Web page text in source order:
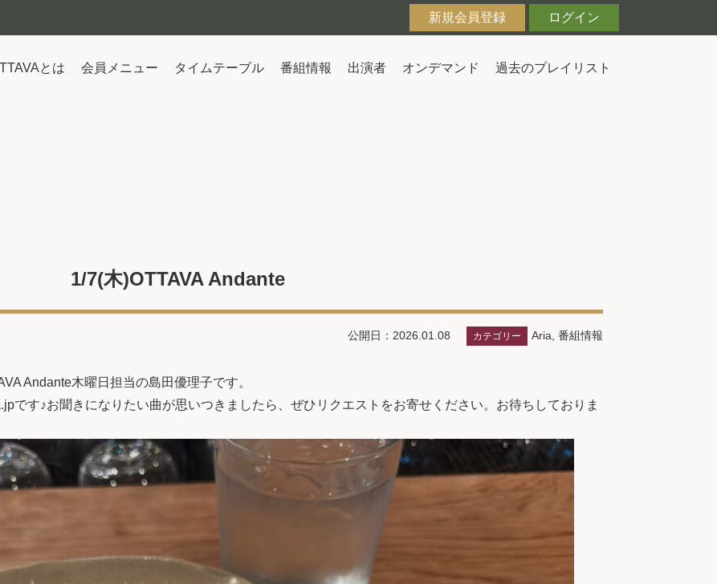
新規会員登録 ログイン
とは 会員メニュー タイムテーブル 番組情報 出演者 オンデマンド 過去のプレイリスト
1/7(木)OTTAVA Andante
公開日：2026.01.08 カテゴリー Aria 番組情報
Andante木曜日担当の島田優理子です。
です♪お聞きになりたい曲が思いつきましたら、ぜひリクエストをお寄せください。お待ちしておりま